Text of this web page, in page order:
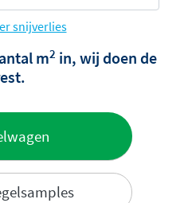
snijverlies
m2 in, wij doen de